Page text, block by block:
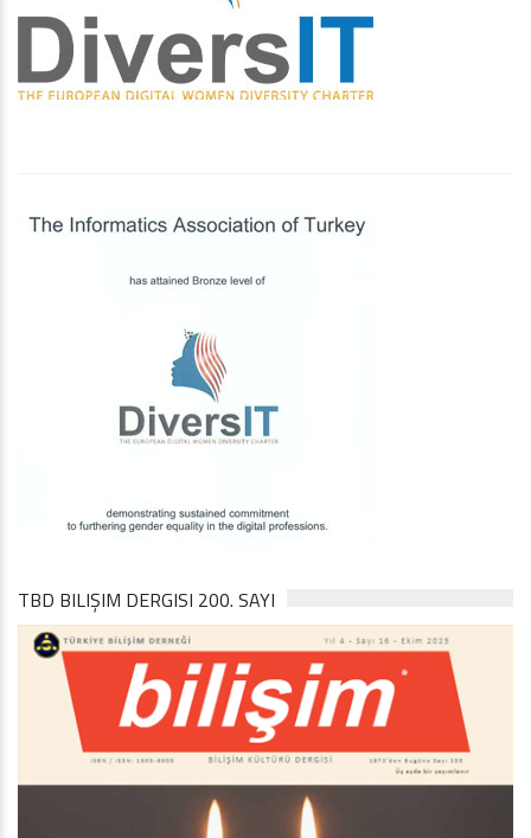
TBD BILIŞIM DERGISI 200. SAYI